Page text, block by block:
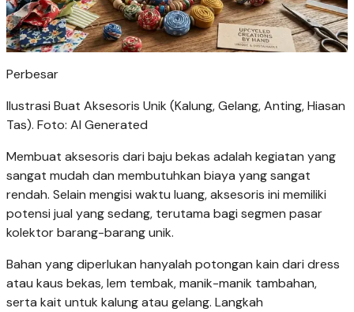
Perbesar
Ilustrasi Buat Aksesoris Unik (Kalung, Gelang, Anting, Hiasan
Tas). Foto: AI Generated
Membuat aksesoris dari baju bekas adalah kegiatan yang
sangat mudah dan membutuhkan biaya yang sangat
rendah. Selain mengisi waktu luang, aksesoris ini memiliki
potensi jual yang sedang, terutama bagi segmen pasar
kolektor barang-barang unik.
Bahan yang diperlukan hanyalah potongan kain dari dress
atau kaus bekas, lem tembak, manik-manik tambahan,
serta kait untuk kalung atau gelang. Langkah